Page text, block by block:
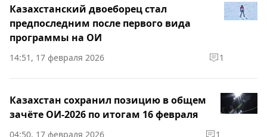
Казахстанский двоеборец стал
предпоследним после первого вида
программы на ОИ
14:51, 17 февраля 2026 1
Казахстан сохранил позицию в общем
зачёте ОИ-2026 по итогам 16 февраля
04:50, 17 февраля 2026 1